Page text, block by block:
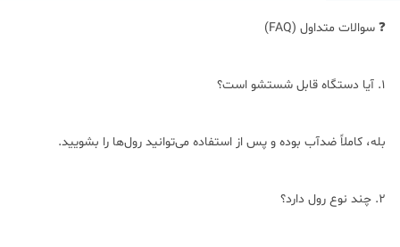
❓ سوالات متداول (FAQ)
1. آیا دستگاه قابل شستشو است؟
بله، کاملاً ضدآب بوده و پس از استفاده می‌توانید رول‌ها را بشویید.
2. چند نوع رول دارد؟